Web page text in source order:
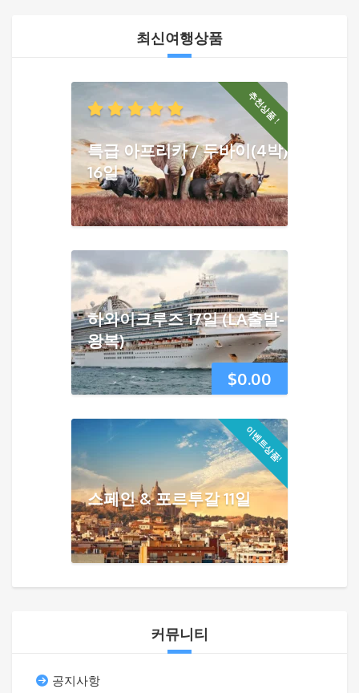
최신여행상품
추천상품 !
특급 아프리카 / 두바이(4박)
16일
$0.00
하와이크루즈 17일 (LA출발-
왕복)
이벤트상품!
스페인 & 포르투갈 11일
커뮤니티
공지사항